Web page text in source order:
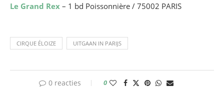
Le Grand Rex – 1 bd Poissonnière / 75002 PARIS
CIRQUE ÉLOIZE UITGAAN IN PARIJS
0 reacties 0